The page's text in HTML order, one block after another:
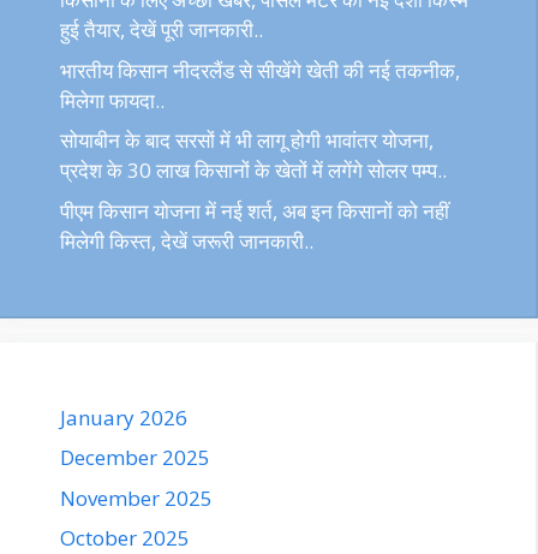
हुई तैयार, देखें पूरी जानकारी..
भारतीय किसान नीदरलैंड से सीखेंगे खेती की नई तकनीक,
मिलेगा फायदा..
सोयाबीन के बाद सरसों में भी लागू होगी भावांतर योजना,
प्रदेश के 30 लाख किसानों के खेतों में लगेंगे सोलर पम्प..
पीएम किसान योजना में नई शर्त, अब इन किसानों को नहीं
मिलेगी किस्त, देखें जरूरी जानकारी..
January 2026
December 2025
November 2025
October 2025